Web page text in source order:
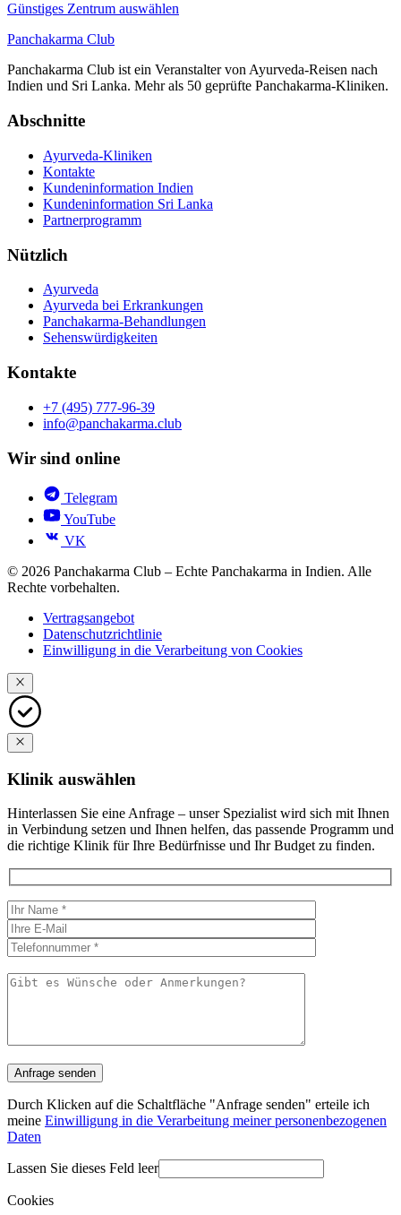
Günstiges Zentrum auswählen
Panchakarma Club
Panchakarma Club ist ein Veranstalter von Ayurveda-Reisen nach
Indien und Sri Lanka. Mehr als 50 geprüfte Panchakarma-Kliniken.
Abschnitte
Ayurveda-Kliniken
Kontakte
Kundeninformation Indien
Kundeninformation Sri Lanka
Partnerprogramm
Nützlich
Ayurveda
Ayurveda bei Erkrankungen
Panchakarma-Behandlungen
Sehenswürdigkeiten
Kontakte
+7 (495) 777-96-39
info@panchakarma.club
Wir sind online
Telegram
YouTube
VK
© 2026 Panchakarma Club – Echte Panchakarma in Indien. Alle
Rechte vorbehalten.
Vertragsangebot
Datenschutzrichtlinie
Einwilligung in die Verarbeitung von Cookies
Klinik auswählen
Hinterlassen Sie eine Anfrage – unser Spezialist wird sich mit Ihnen
in Verbindung setzen und Ihnen helfen, das passende Programm und
die richtige Klinik für Ihre Bedürfnisse und Ihr Budget zu finden.
Durch Klicken auf die Schaltfläche "Anfrage senden" erteile ich
meine Einwilligung in die Verarbeitung meiner personenbezogenen
Daten
Lassen Sie dieses Feld leer
Cookies